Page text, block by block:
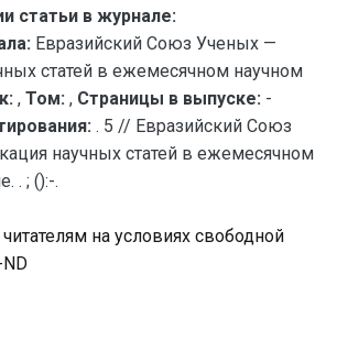
статьи в журнале:
Евразийский Союз Ученых —
статей в ежемесячном научном
, Том: , Страницы в выпуске: -
. 5 // Евразийский Союз
научных статей в ежемесячном
. ; ():-.
на условиях свободной